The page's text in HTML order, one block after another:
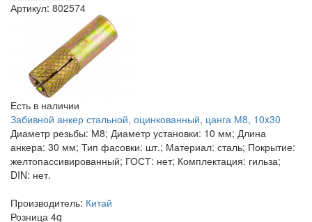
Артикул: 802574
Есть в наличии
Забивной анкер стальной, оцинкованный, цанга М8, 10x30
Диаметр резьбы: М8; Диаметр установки: 10 мм; Длина
анкера: 30 мм; Тип фасовки: шт.; Материал: сталь; Покрытие:
желтопассивированный; ГОСТ: нет; Комплектация: гильза;
DIN: нет.
Производитель: Китай
Розница 4q